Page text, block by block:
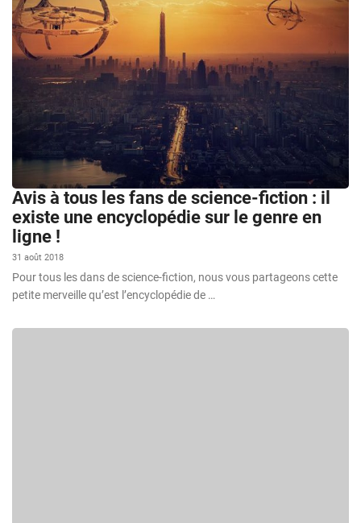
Avis à tous les fans de science-fiction : il
existe une encyclopédie sur le genre en
ligne !
31 août 2018
Pour tous les dans de science-fiction, nous vous partageons cette
petite merveille qu’est l’encyclopédie de …